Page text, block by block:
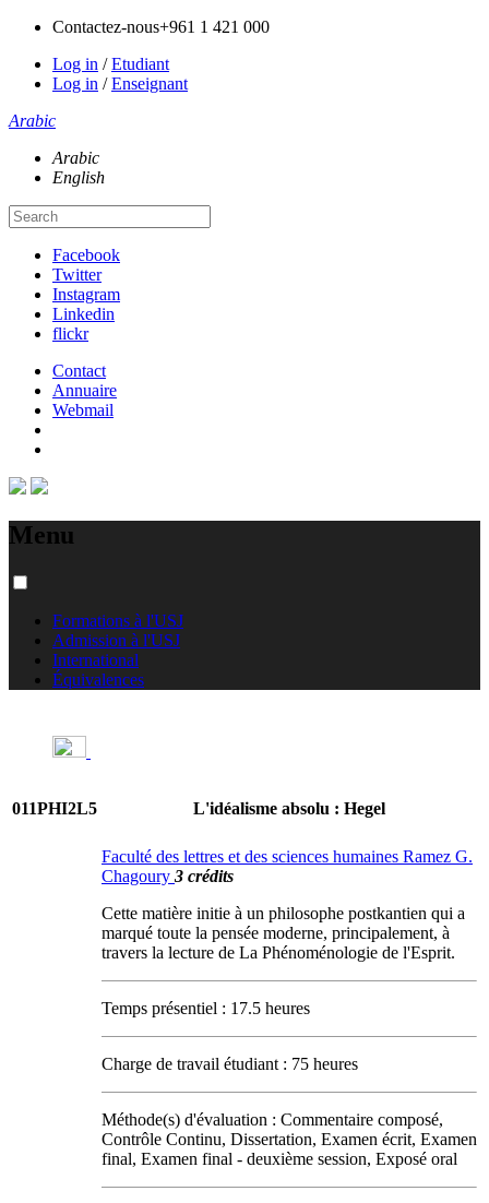
Contactez-nous+961 1 421 000
Log in /Etudiant
Log in /Enseignant
Arabic
Arabic
English
Facebook
Twitter
Instagram
Linkedin
flickr
Contact
Annuaire
Webmail
Menu
Formations à l'USJ
Admission à l'USJ
International
Équivalences
011PHI2L5 L'idéalisme absolu : Hegel
Faculté des lettres et des sciences humaines Ramez G.
Chagoury 3 crédits
Cette matière initie à un philosophe postkantien qui a
marqué toute la pensée moderne, principalement, à
travers la lecture de La Phénoménologie de l'Esprit.
Temps présentiel : 17.5 heures
Charge de travail étudiant : 75 heures
Méthode(s) d'évaluation : Commentaire composé,
Contrôle Continu, Dissertation, Examen écrit, Examen
final, Examen final - deuxième session, Exposé oral